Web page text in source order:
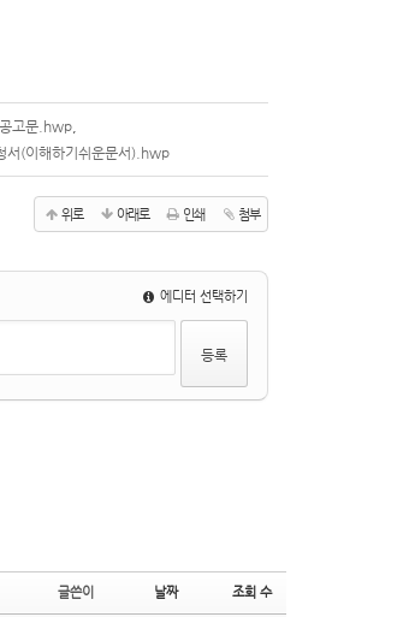
고문.hwp,
서(이해하기쉬운문서).hwp
위로 아래로 인쇄 첨부
에디터 선택하기
글쓴이 날짜 조회 수